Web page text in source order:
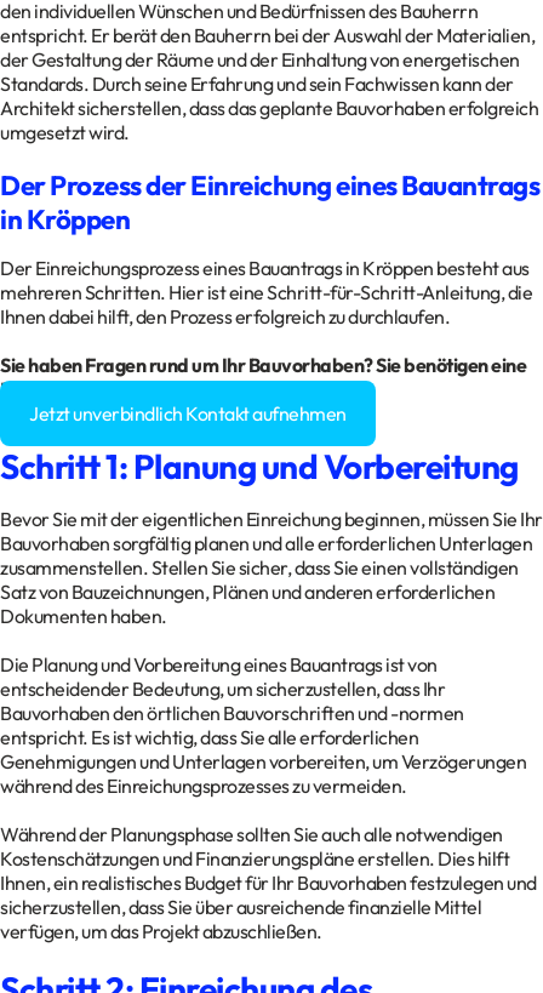
den individuellen Wünschen und Bedürfnissen des Bauherrn
entspricht. Er berät den Bauherrn bei der Auswahl der Materialien,
der Gestaltung der Räume und der Einhaltung von energetischen
Standards. Durch seine Erfahrung und sein Fachwissen kann der
Architekt sicherstellen, dass das geplante Bauvorhaben erfolgreich
umgesetzt wird.
Der Prozess der Einreichung eines Bauantrags
in Kröppen
Der Einreichungsprozess eines Bauantrags in Kröppen besteht aus
mehreren Schritten. Hier ist eine Schritt-für-Schritt-Anleitung, die
Ihnen dabei hilft, den Prozess erfolgreich zu durchlaufen.
Sie haben Fragen rund um Ihr Bauvorhaben? Sie benötigen eine
Baugenehmigung?
Jetzt unverbindlich Kontakt aufnehmen
Schritt 1: Planung und Vorbereitung
Bevor Sie mit der eigentlichen Einreichung beginnen, müssen Sie Ihr
Bauvorhaben sorgfältig planen und alle erforderlichen Unterlagen
zusammenstellen. Stellen Sie sicher, dass Sie einen vollständigen
Satz von Bauzeichnungen, Plänen und anderen erforderlichen
Dokumenten haben.
Die Planung und Vorbereitung eines Bauantrags ist von
entscheidender Bedeutung, um sicherzustellen, dass Ihr
Bauvorhaben den örtlichen Bauvorschriften und -normen
entspricht. Es ist wichtig, dass Sie alle erforderlichen
Genehmigungen und Unterlagen vorbereiten, um Verzögerungen
während des Einreichungsprozesses zu vermeiden.
Während der Planungsphase sollten Sie auch alle notwendigen
Kostenschätzungen und Finanzierungspläne erstellen. Dies hilft
Ihnen, ein realistisches Budget für Ihr Bauvorhaben festzulegen und
sicherzustellen, dass Sie über ausreichende finanzielle Mittel
verfügen, um das Projekt abzuschließen.